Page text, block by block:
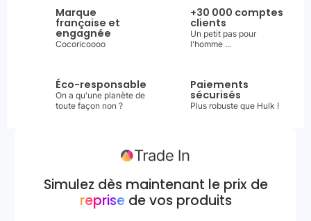
Marque
française et
engagnée
Cocoricoooo
+30 000 comptes
clients
Un petit pas pour
l'homme ...
Éco-responsable
On a qu'une planète de
toute façon non ?
Paiements
sécurisés
Plus robuste que Hulk !
Simulez dès maintenant le prix de
reprisede vos produits